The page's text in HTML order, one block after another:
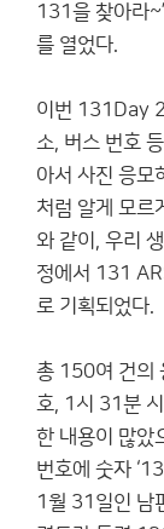
131을 찾아라
를 열었다.
이번 131Day
소, 버스 번호
아서 사진 응모
처럼 알게 모르
와 같이, 우리
정에서 131
로 기획되었다.
총 150여 건의
호, 1시 31분
한 내용이 많았
번호에 숫자
1월 31일인 남